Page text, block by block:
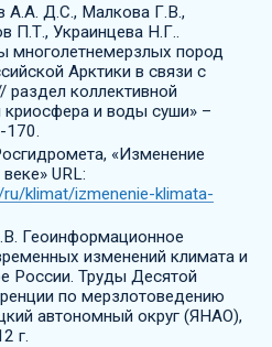
А.А. Д.С., Малкова Г.В.,
П.Т., Украинцева Н.Г..
многолетнемерзлых пород
Арктики в связи с
коллективной
и воды суши» –
170.
«Изменение
URL:
klimat/izmenenie-klimata-
Геоинформационное
изменений климата и
России. Труды Десятой
по мерзлотоведению
автономный округ (ЯНАО),
г.